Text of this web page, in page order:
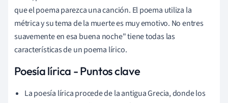
que el poema parezca una canción. El poema utiliza la
métrica y su tema de la muerte es muy emotivo. No entres
suavemente en esa buena noche" tiene todas las
características de un poema lírico.
Poesía lírica - Puntos clave
La poesía lírica procede de la antigua Grecia, donde los